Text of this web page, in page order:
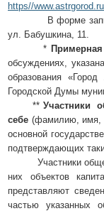
https//
В форме записи
ул. Бабушкина, 11.
*
обсуждениях,
образования
Городской Думы
** Участники
себе (фамилию, имя,
основной
подтверждающих
Участники
них объектов
представляют
частью указанных